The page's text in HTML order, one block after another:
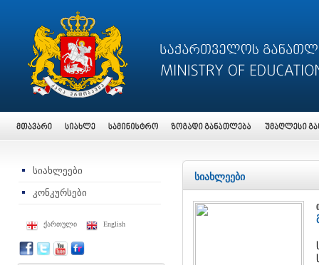
სიახლეები
კონკურსები
ქართული English
სიახლეები